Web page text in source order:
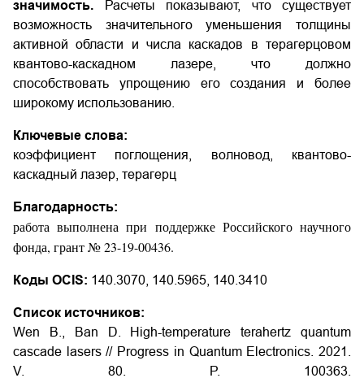
значимость.
Расчеты показывают, что существует
возможность значительного уменьшения толщины
активной области и числа каскадов в терагерцовом
квантово-каскадном лазере, что должно
способствовать упрощению его создания и более
широкому использованию.
Ключевые слова:
коэффициент поглощения, волновод, квантово-
каскадный лазер, терагерц
Благодарность:
работа выполнена при поддержке Российского научного
фонда, грант № 23-19-00436.
Коды OCIS: 140.3070, 140.5965, 140.3410
Список источников:
Wen B., Ban D. High-temperature terahertz quantum
cascade lasers // Progress in Quantum Electronics. 2021.
V. 80. P. 100363.